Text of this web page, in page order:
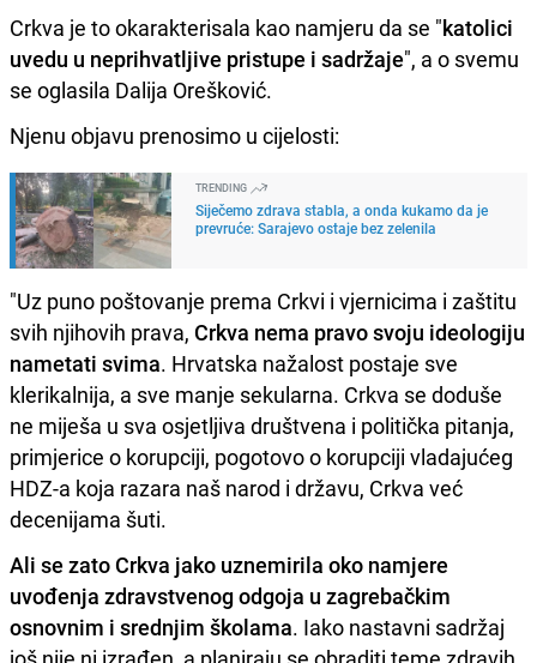
Crkva je to okarakterisala kao namjeru da se "katolici
uvedu u neprihvatljive pristupe i sadržaje", a o svemu
se oglasila Dalija Orešković.
Njenu objavu prenosimo u cijelosti:
TRENDING
Siječemo zdrava stabla, a onda kukamo da je
prevruće: Sarajevo ostaje bez zelenila
"Uz puno poštovanje prema Crkvi i vjernicima i zaštitu
svih njihovih prava, Crkva nema pravo svoju ideologiju
nametati svima. Hrvatska nažalost postaje sve
klerikalnija, a sve manje sekularna. Crkva se doduše
ne miješa u sva osjetljiva društvena i politička pitanja,
primjerice o korupciji, pogotovo o korupciji vladajućeg
HDZ-a koja razara naš narod i državu, Crkva već
decenijama šuti.
Ali se zato Crkva jako uznemirila oko namjere
uvođenja zdravstvenog odgoja u zagrebačkim
osnovnim i srednjim školama. Iako nastavni sadržaj